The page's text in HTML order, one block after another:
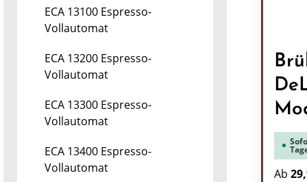
ECA 13100 Espresso-
Vollautomat
ECA 13200 Espresso-
Vollautomat
ECA 13300 Espresso-
Vollautomat
ECA 13400 Espresso-
Vollautomat
Ab